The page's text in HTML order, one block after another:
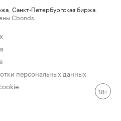
Санкт-Петербургская биржа
Cbonds.
персональных данных
18+